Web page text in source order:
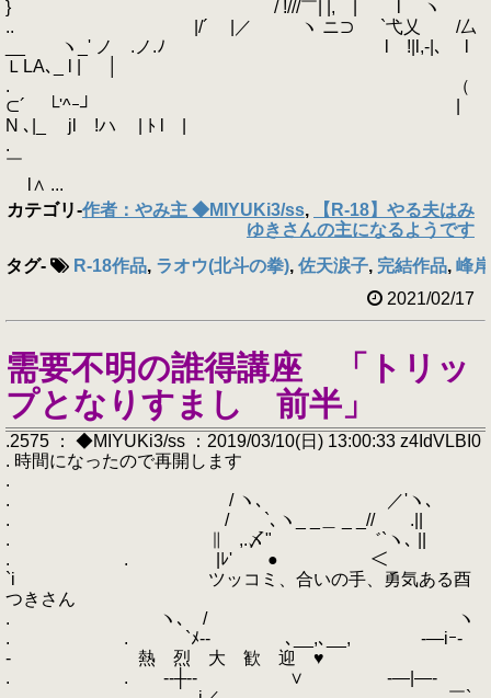
} / !///￣| |, | l ヽ
.. |/´ |／ ヽ ニ⊃ `弋乂 /厶
__ ヽ_' ノ .ノ.ﾉ l !|l,-|､ l
ＬLA､_ l | │
. （
⊂´ └'^ｰ┘ |
N ､|_ jl !ハ | ﾄ l |
.
￣
l∧ ...
カテゴリ-作者：やみ主 ◆MIYUKi3/ss,
【R-18】やる夫はみ
ゆきさんの主になるようです
タグ- R-18作品, ラオウ(北斗の拳), 佐天涙子, 完結作品, 峰
2021/02/17
需要不明の誰得講座 「トリッ
プとなりすまし 前半」
.2575 ： ◆MIYUKi3/ss ：2019/03/10(日) 13:00:33 z4IdVLBI0
. 時間になったので再開します
.
. / ヽ､ ／'ヽ､
. / `､ヽ_ _＿ _ _// .||
. ∥ ,.〆" ゛`ヽ､ ||
. . |ﾚ' ● ＜
`i ツッコミ、合いの手、勇気ある酉
つきさん
. ヽ､ / ヽ
. . `ﾒ-- ､__,､__, -―iｰ-
- 熱 烈 大 歓 迎 ♥
. . --┼‐- ∨ -―|―-